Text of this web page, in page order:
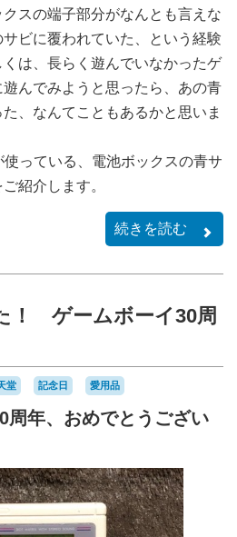
スの端子部分がなんとも言えな
ビに覆われていた、という経験
は、長らく遊んでいなかったゲ
んでみようと思ったら、あの青
、なんてこともあるかと思いま
っている、電池ボックスの青サ
紹介します。
続きを読む
！ ゲームボーイ30周
堂 記念日 愛用品
周年、おめでとうござい